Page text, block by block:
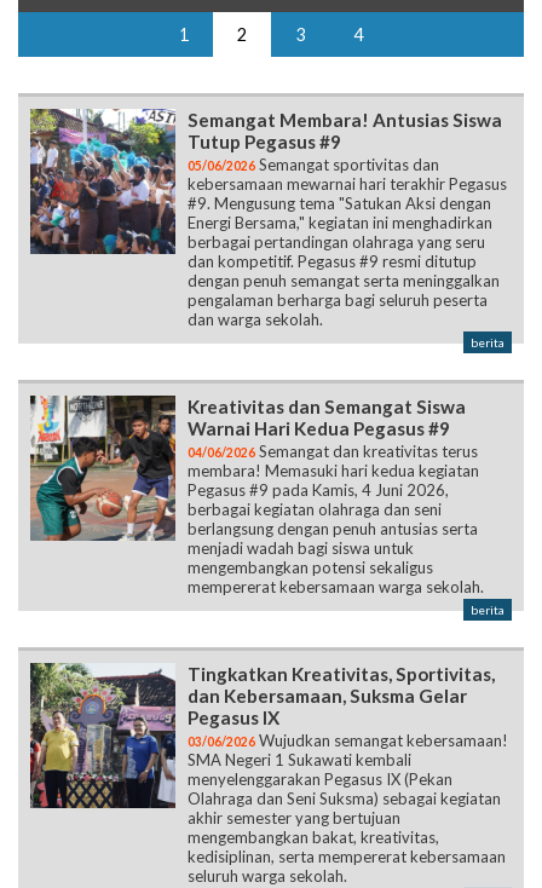
1 2 3 4
Semangat Membara! Antusias Siswa
Tutup Pegasus #9
05/06/2026 Semangat sportivitas dan
kebersamaan mewarnai hari terakhir Pegasus
#9. Mengusung tema "Satukan Aksi dengan
Energi Bersama," kegiatan ini menghadirkan
berbagai pertandingan olahraga yang seru
dan kompetitif. Pegasus #9 resmi ditutup
dengan penuh semangat serta meninggalkan
pengalaman berharga bagi seluruh peserta
dan warga sekolah.
berita
Kreativitas dan Semangat Siswa
Warnai Hari Kedua Pegasus #9
04/06/2026 Semangat dan kreativitas terus
membara! Memasuki hari kedua kegiatan
Pegasus #9 pada Kamis, 4 Juni 2026,
berbagai kegiatan olahraga dan seni
berlangsung dengan penuh antusias serta
menjadi wadah bagi siswa untuk
mengembangkan potensi sekaligus
mempererat kebersamaan warga sekolah.
berita
Tingkatkan Kreativitas, Sportivitas,
dan Kebersamaan, Suksma Gelar
Pegasus IX
03/06/2026 Wujudkan semangat kebersamaan!
SMA Negeri 1 Sukawati kembali
menyelenggarakan Pegasus IX (Pekan
Olahraga dan Seni Suksma) sebagai kegiatan
akhir semester yang bertujuan
mengembangkan bakat, kreativitas,
kedisiplinan, serta mempererat kebersamaan
seluruh warga sekolah.